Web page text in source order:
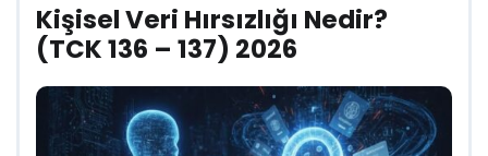
Kişisel Veri Hırsızlığı Nedir?
(TCK 136 – 137) 2026